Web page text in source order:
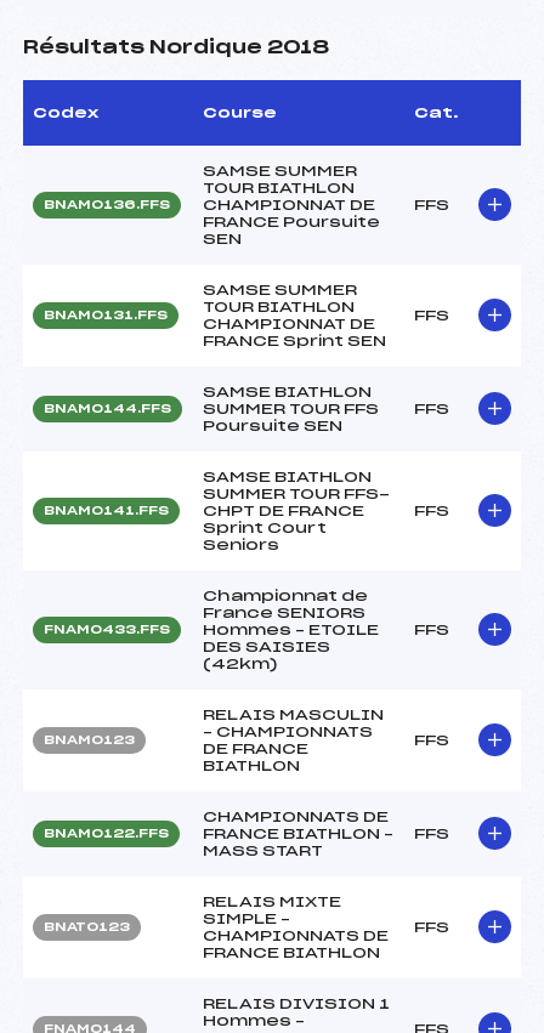
Résultats Nordique 2018
Codex Course Cat.
BNAM0136.FFS
SAMSE SUMMER
TOUR BIATHLON
CHAMPIONNAT DE
FRANCE Poursuite
SEN
FFS
BNAM0131.FFS
SAMSE SUMMER
TOUR BIATHLON
CHAMPIONNAT DE
FRANCE Sprint SEN
FFS
BNAM0144.FFS
SAMSE BIATHLON
SUMMER TOUR FFS
Poursuite SEN
FFS
BNAM0141.FFS
SAMSE BIATHLON
SUMMER TOUR FFS-
CHPT DE FRANCE
Sprint Court
Seniors
FFS
FNAM0433.FFS
Championnat de
France SENIORS
Hommes – ETOILE
DES SAISIES
(42km)
FFS
BNAM0123
RELAIS MASCULIN
– CHAMPIONNATS
DE FRANCE
BIATHLON
FFS
BNAM0122.FFS
CHAMPIONNATS DE
FRANCE BIATHLON –
MASS START
FFS
BNAT0123
RELAIS MIXTE
SIMPLE –
CHAMPIONNATS DE
FRANCE BIATHLON
FFS
FNAM0144
RELAIS DIVISION 1
Hommes –
FFS